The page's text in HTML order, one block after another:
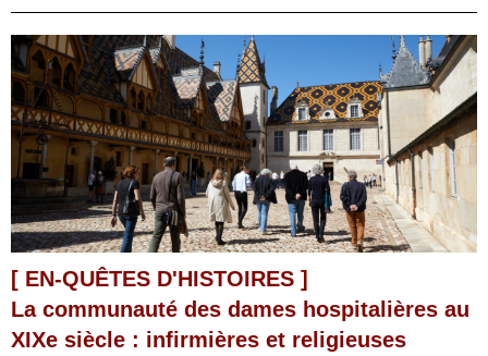
La communauté des dames hospitalières au
XIXe siècle : infirmières et religieuses
[ EN-QUÊTES D'HISTOIRES ]